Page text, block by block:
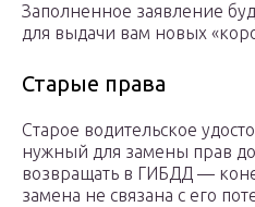
Заполненное заявление
для выдачи вам новых
Старые права
Старое водительское
нужный для замены прав
возвращать в ГИБДД —
замена не связана с его